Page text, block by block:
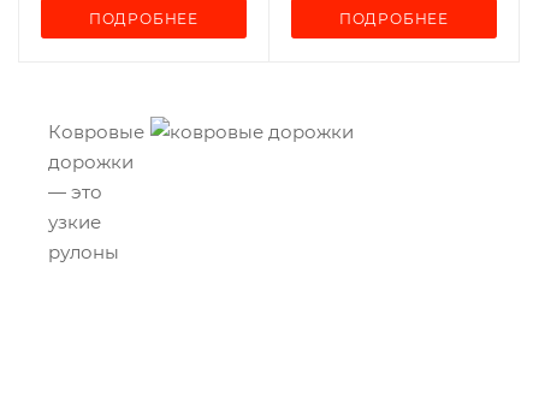
ПОДРОБНЕЕ ПОДРОБНЕЕ
Ковровые
дорожки
— это
узкие
рулоны